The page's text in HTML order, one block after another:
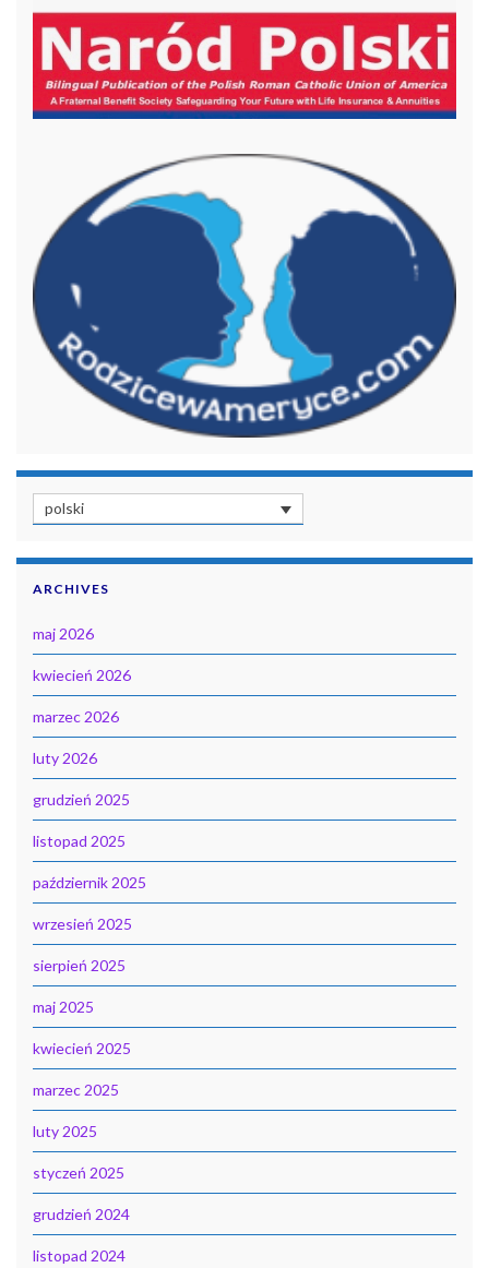
polski
ARCHIVES
maj 2026
kwiecień 2026
marzec 2026
luty 2026
grudzień 2025
listopad 2025
październik 2025
wrzesień 2025
sierpień 2025
maj 2025
kwiecień 2025
marzec 2025
luty 2025
styczeń 2025
grudzień 2024
listopad 2024